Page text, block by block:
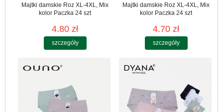
Majtki damskie Roz XL-4XL, Mix
kolor Paczka 24 szt
4.80 zł
szczegóły
Majtki damskie Roz XL-4XL, Mix
kolor Paczka 24 szt
4.70 zł
szczegóły